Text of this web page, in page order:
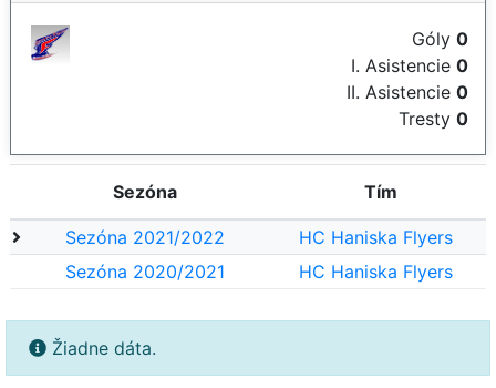
Góly 0
I. Asistencie 0
II. Asistencie 0
Tresty 0
Sezóna Tím
Sezóna 2021/2022
HC Haniska Flyers
Sezóna 2020/2021
HC Haniska Flyers
Žiadne dáta.